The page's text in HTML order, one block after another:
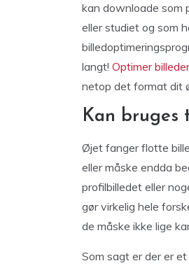
kan downloade som
eller studiet og som
langt! Optimer billeder
netop det format dit
Kan bruges
Øjet fanger flotte
eller måske endda
profilbilledet eller
gør virkelig hele
de måske ikke lige
Som sagt er der er